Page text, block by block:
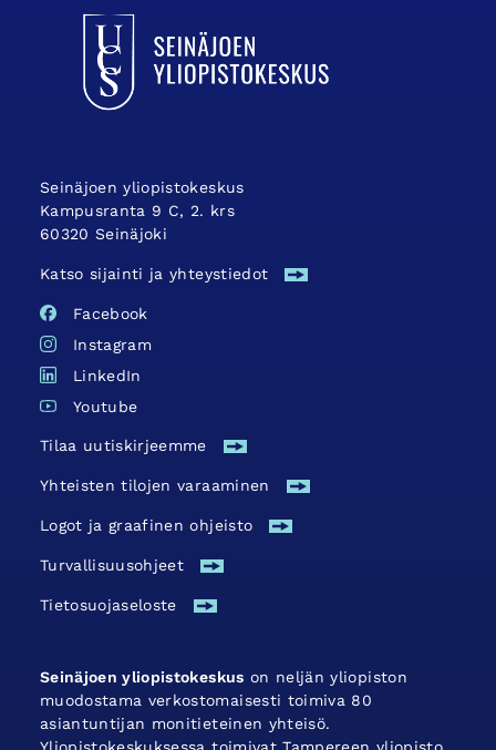
Seinäjoen yliopistokeskus
Kampusranta 9 C, 2. krs
60320 Seinäjoki
Katso sijainti ja yhteystiedot
Facebook
Instagram
LinkedIn
Youtube
Tilaa uutiskirjeemme
Yhteisten tilojen varaaminen
Logot ja graafinen ohjeisto
Turvallisuus­ohjeet
Tietosuojaseloste
Seinäjoen yliopistokeskus on neljän yliopiston
muodostama verkostomaisesti toimiva 80
asiantuntijan monitieteinen yhteisö.
Yliopistokeskuksessa toimivat Tampereen yliopisto,